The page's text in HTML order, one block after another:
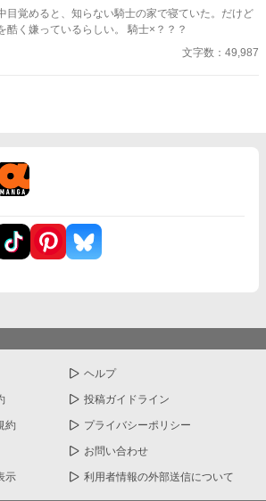
んです。だけど家の事情で断れない。 こうなったら
撤回するよう王子を説得しよう！ そう思ったノ
クールで理論派、ラスボスからなん
目覚めると、知らない騎士の家で寝ていた。だけど
騎士は受けを酷く嫌っているらしい。 騎士×？？？
文字数：49,987
ヘルプ
投稿ガイドライン
約 プライバシーポリシー
お問い合わせ
示 利用者情報の外部送信について